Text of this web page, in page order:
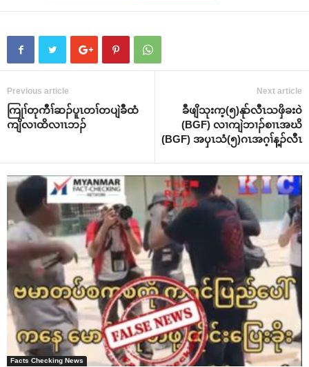
Previous article
ကြုၢ်တုကီၢ်ဆၣ်ပူၤတၢ်တပျဲခီထံ
ကျိလၢထိလၢၤဘၣ်
Next article
ခီဖျိသုးက့(၅)နုာ်လီၤသဖှိခး၀ဲ
(BGF) လၢကျဲဘၢၣ်စၢၤအဃိ
(BGF) အၦၤသံ(၅)ဂၤအဂ့ၢ်န့ၣ်လီၤ
Facts Checking News